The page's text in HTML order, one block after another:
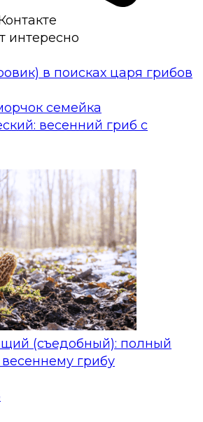
интересно
в поисках царя грибов
весенний гриб с
(съедобный): полный
грибу